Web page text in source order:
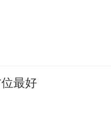
最好